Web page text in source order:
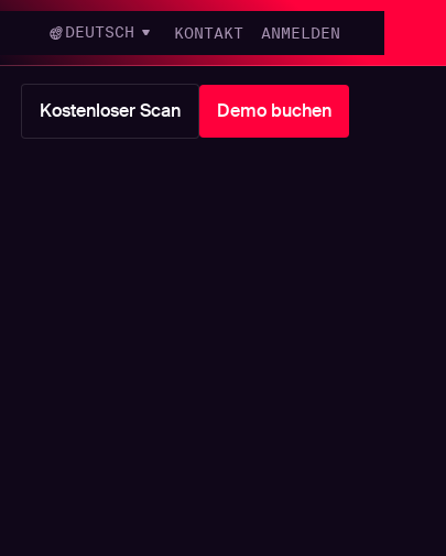
DEUTSCH KONTAKT ANMELDEN
Kostenloser Scan Demo buchen